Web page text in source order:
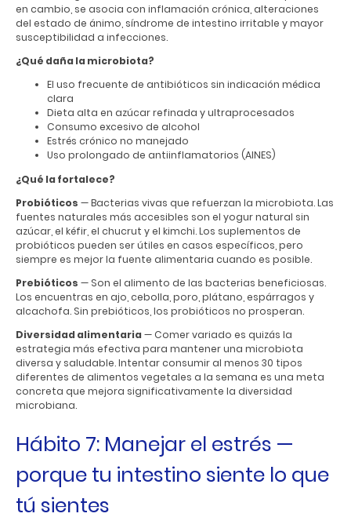
en cambio, se asocia con inflamación crónica, alteraciones
del estado de ánimo, síndrome de intestino irritable y mayor
susceptibilidad a infecciones.
¿Qué daña la microbiota?
El uso frecuente de antibióticos sin indicación médica
clara
Dieta alta en azúcar refinada y ultraprocesados
Consumo excesivo de alcohol
Estrés crónico no manejado
Uso prolongado de antiinflamatorios (AINES)
¿Qué la fortalece?
Probióticos — Bacterias vivas que refuerzan la microbiota. Las
fuentes naturales más accesibles son el yogur natural sin
azúcar, el kéfir, el chucrut y el kimchi. Los suplementos de
probióticos pueden ser útiles en casos específicos, pero
siempre es mejor la fuente alimentaria cuando es posible.
Prebióticos — Son el alimento de las bacterias beneficiosas.
Los encuentras en ajo, cebolla, poro, plátano, espárragos y
alcachofa. Sin prebióticos, los probióticos no prosperan.
Diversidad alimentaria— Comer variado es quizás la
estrategia más efectiva para mantener una microbiota
diversa y saludable. Intentar consumir al menos 30 tipos
diferentes de alimentos vegetales a la semana es una meta
concreta que mejora significativamente la diversidad
microbiana.
Hábito 7: Manejar el estrés —
porque tu intestino siente lo que
tú sientes